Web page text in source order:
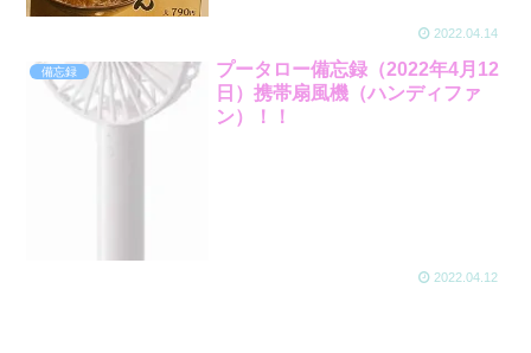
2022.04.14
備忘録
プータロー備忘録（2022年4月12
日）携帯扇風機（ハンディファ
ン）！！
2022.04.12